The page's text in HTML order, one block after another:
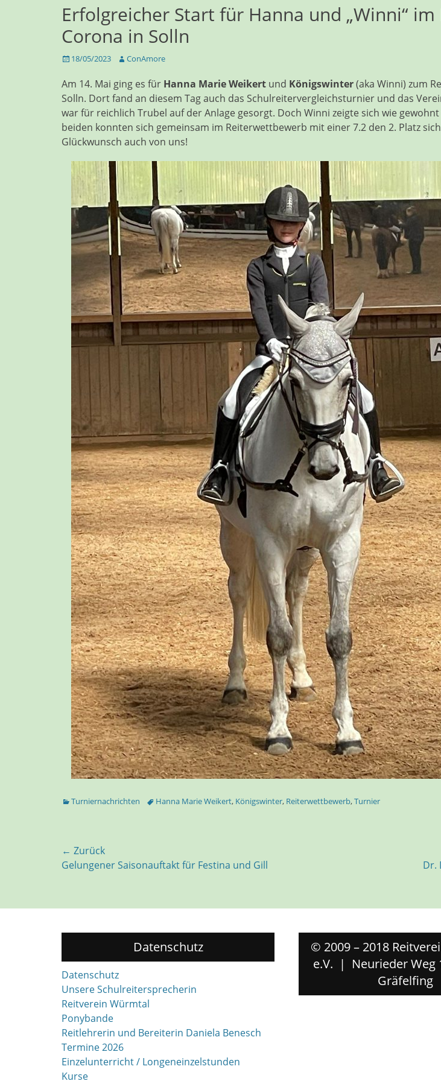
Erfolgreicher Start für Hanna und „Winni“
Corona in Solln
Veröffentlicht
18/05/2023 AutorConAmore
Am 14. Mai ging es für Hanna Marie Weikert und Königswinter(aka Winni) zum
Solln. Dort fand an diesem Tag auch das Schulreitervergleichsturnier und das
war für reichlich Trubel auf der Anlage gesorgt. Doch Winni zeigte sich wie
beiden konnten sich gemeinsam im Reiterwettbewerb mit einer 7.2 den 2. Platz
Glückwunsch auch von uns!
Kategorien
Turniernachrichten TagsHanna Marie Weikert, Königswinter, Reiterwettbewerb,Turnier
Beitragsnavigation
← Zurück
Vorhergehender
Gelungener Saisonauftakt für Festina und Gill Dr.
Datenschutz
Datenschutz
Unsere Schulreitersprecherin
Reitverein Würmtal
Ponybande
Reitlehrerin und Bereiterin Daniela Benesch
Termine 2026
Einzelunterricht / Longeneinzelstunden
Kurse
© 2009 – 2018
e.V. | Neurieder
Gräfelfing